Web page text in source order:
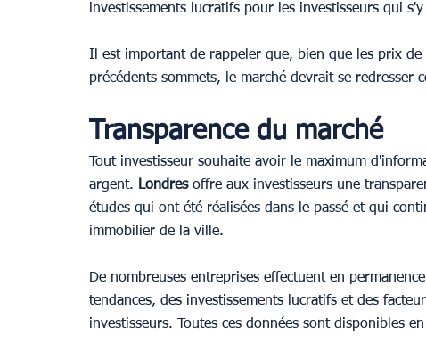
investissements lucratifs pour les investisseurs qui
Il est important de rappeler que, bien que les prix
précédents sommets, le marché devrait se redresser
Transparence du marché
Tout investisseur souhaite avoir le maximum
argent. Londres offre aux investisseurs une
études qui ont été réalisées dans le passé et qui
immobilier de la ville.
De nombreuses entreprises effectuent en
tendances, des investissements lucratifs et des
investisseurs. Toutes ces données sont disponibles